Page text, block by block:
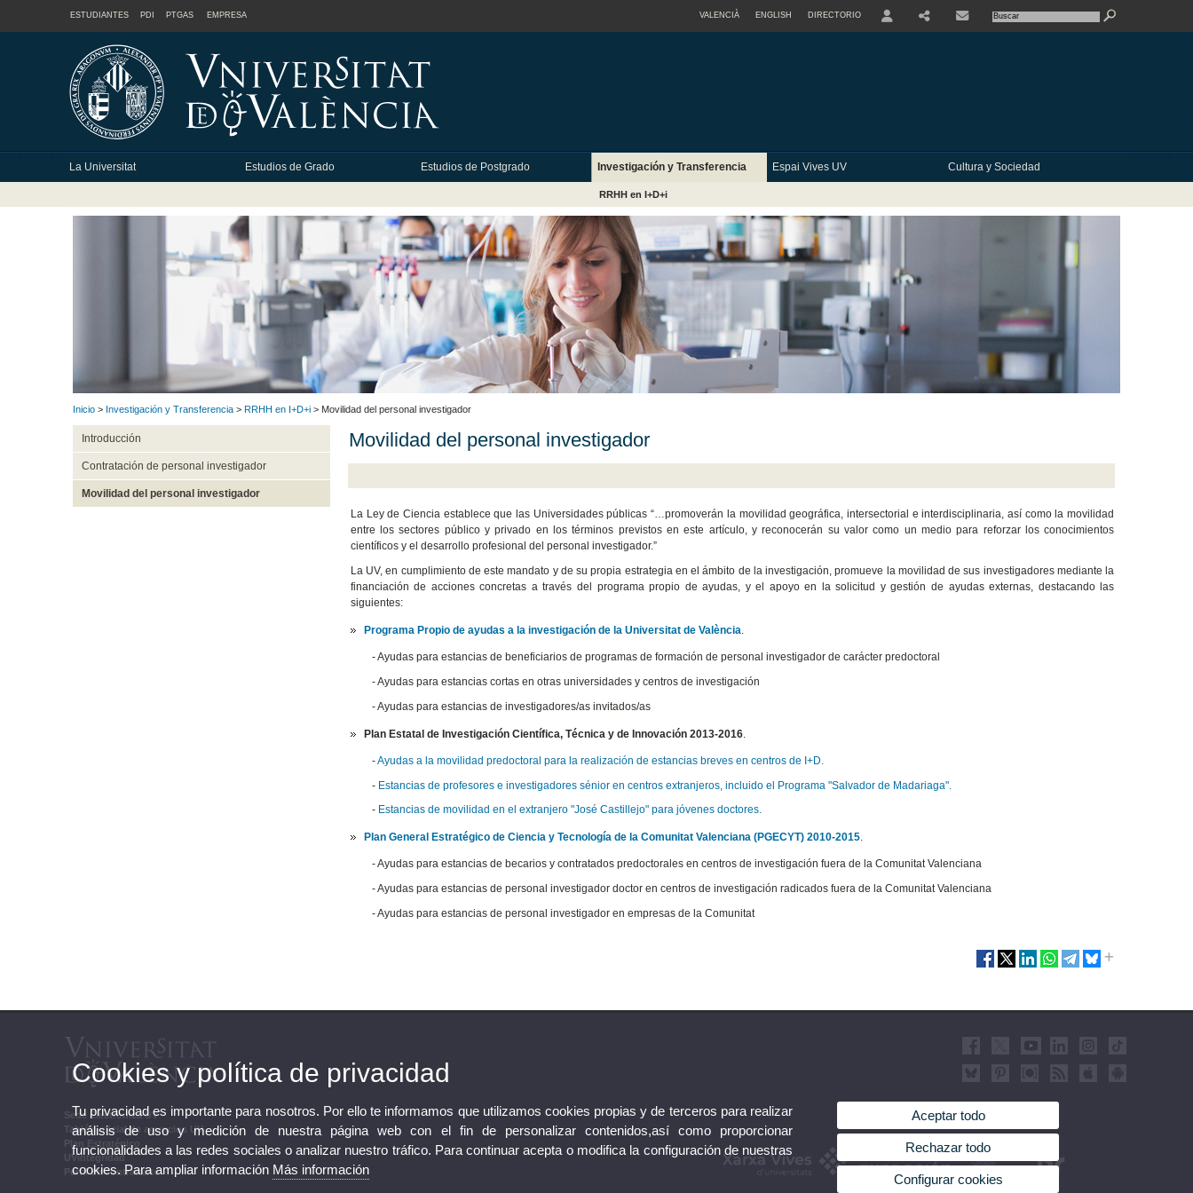
ESTUDIANTES PDI PTGAS EMPRESA VALENCIÀ ENGLISH DIRECTORIO
La Universitat Estudios de Grado Estudios de Postgrado Investigación y Transferencia Espai Vives UV Cultura y Sociedad
RRHH en I+D+i
Inicio > Investigación y Transferencia > RRHH en I+D+i > Movilidad del personal investigador
Introducción
Contratación de personal investigador
Movilidad del personal investigador
Movilidad del personal investigador
La Ley de Ciencia establece que las Universidades públicas “…promoverán la movilidad geográfica, intersectorial e interdisciplinaria, así como la movilidad
entre los sectores público y privado en los términos previstos en este artículo, y reconocerán su valor como un medio para reforzar los conocimientos
científicos y el desarrollo profesional del personal investigador.”
La UV, en cumplimiento de este mandato y de su propia estrategia en el ámbito de la investigación, promueve la movilidad de sus investigadores mediante la
financiación de acciones concretas a través del programa propio de ayudas, y el apoyo en la solicitud y gestión de ayudas externas, destacando las
siguientes:
Programa Propio de ayudas a la investigación de la Universitat de València
- Ayudas para estancias de beneficiarios de programas de formación de personal investigador de carácter predoctoral
- Ayudas para estancias cortas en otras universidades y centros de investigación
- Ayudas para estancias de investigadores/as invitados/as
Plan Estatal de Investigación Científica, Técnica y de Innovación 2013-2016.
-Ayudas a la movilidad predoctoral para la realización de estancias breves en centros de I+D.
- Estancias de profesores e investigadores sénior en centros extranjeros, incluido el Programa "Salvador de Madariaga".
- Estancias de movilidad en el extranjero "José Castillejo" para jóvenes doctores.
Plan General Estratégico de Ciencia y Tecnología de la Comunitat Valenciana (PGECYT) 2010-2015.
- Ayudas para estancias de becarios y contratados predoctorales en centros de investigación fuera de la Comunitat Valenciana
- Ayudas para estancias de personal investigador doctor en centros de investigación radicados fuera de la Comunitat Valenciana
- Ayudas para estancias de personal investigador en empresas de la Comunitat
Sede Electrónica UV
Tablón oficial de anuncios UV
Plan Estratégico
UVintegridad
Perfil de contratante
Cookies y política de privacidad
Tu privacidad es importante para nosotros. Por ello te informamos que utilizamos cookies propias y de terceros para realizar
análisis de uso y medición de nuestra página web con el fin de personalizar contenidos,así como proporcionar
funcionalidades a las redes sociales o analizar nuestro tráfico. Para continuar acepta o modifica la configuración de nuestras
cookies. Para ampliar información Más información
Aceptar todo
Rechazar todo
Configurar cookies